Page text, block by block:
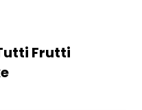
Frutti